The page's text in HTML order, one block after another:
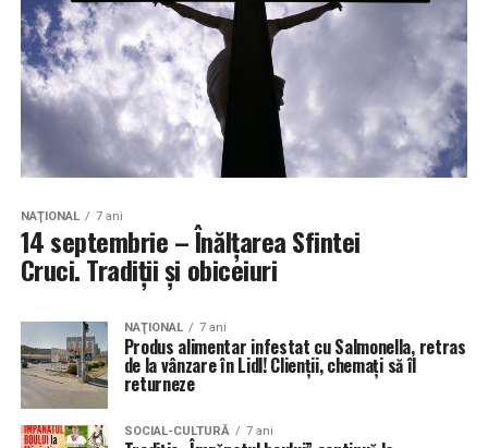
NAŢIONAL 7 ani
14 septembrie – Înălţarea Sfintei
Cruci. Tradiții și obiceiuri
NAŢIONAL 7 ani
Produs alimentar infestat cu Salmonella, retras
de la vânzare în Lidl! Clienţii, chemaţi să îl
returneze
SOCIAL-CULTURĂ 7 ani